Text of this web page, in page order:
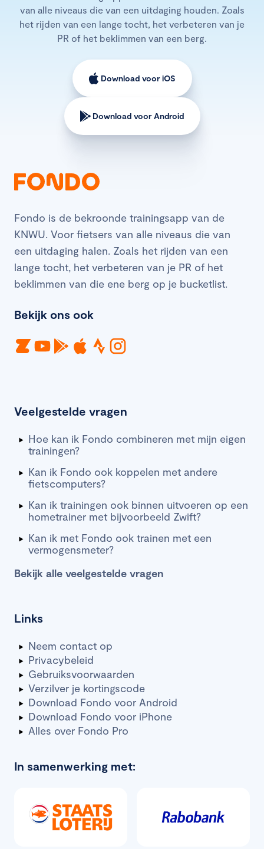
van alle niveaus die van een uitdaging houden. Zoals
het rijden van een lange tocht, het verbeteren van je
PR of het beklimmen van een berg.
Download voor iOS
Download voor Android
Fondo is de bekroonde trainingsapp van de
KNWU. Voor fietsers van alle niveaus die van
een uitdaging halen. Zoals het rijden van een
lange tocht, het verbeteren van je PR of het
beklimmen van die ene berg op je bucketlist.
Bekijk ons ook
Links
Neem contact op
Privacybeleid
Gebruiksvoorwaarden
Verzilver je kortingscode
Download Fondo voor Android
Download Fondo voor iPhone
Alles over Fondo Pro
Veelgestelde vragen
Hoe kan ik Fondo combineren met mijn eigen
trainingen?
Kan ik Fondo ook koppelen met andere
fietscomputers?
Kan ik trainingen ook binnen uitvoeren op een
hometrainer met bijvoorbeeld Zwift?
Kan ik met Fondo ook trainen met een
vermogensmeter?
Bekijk alle veelgestelde vragen
In samenwerking met: